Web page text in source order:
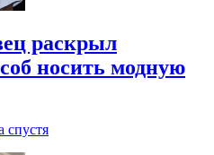
раскрыл
носить модную
спустя